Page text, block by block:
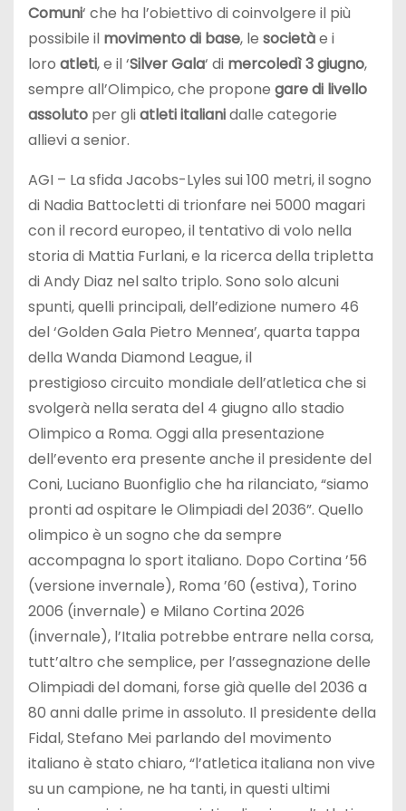
Comuni‘ che ha l’obiettivo di coinvolgere il più
possibile il movimento di base, le societàe i
loro atleti, e il ‘Silver Gala‘ di mercoledì 3 giugno,
sempre all’Olimpico, che propone gare di livello
assoluto per gliatleti italianidalle categorie
allievi a senior.
AGI – La sfida Jacobs-Lyles sui 100 metri, il sogno
di Nadia Battocletti di trionfare nei 5000 magari
con il record europeo, il tentativo di volo nella
storia di Mattia Furlani, e la ricerca della tripletta
di Andy Diaz nel salto triplo. Sono solo alcuni
spunti, quelli principali, dell’edizione numero 46
del ‘Golden Gala Pietro Mennea’, quarta tappa
della Wanda Diamond League, il
prestigioso circuito mondiale dell’atletica che si
svolgerà nella serata del 4 giugno allo stadio
Olimpico a Roma. Oggi alla presentazione
dell’evento era presente anche il presidente del
Coni, Luciano Buonfiglio che ha rilanciato, “siamo
pronti ad ospitare le Olimpiadi del 2036”. Quello
olimpico è un sogno che da sempre
accompagna lo sport italiano. Dopo Cortina ’56
(versione invernale), Roma ’60 (estiva), Torino
2006 (invernale) e Milano Cortina 2026
(invernale), l’Italia potrebbe entrare nella corsa,
tutt’altro che semplice, per l’assegnazione delle
Olimpiadi del domani, forse già quelle del 2036 a
80 anni dalle prime in assoluto. Il presidente della
Fidal, Stefano Mei parlando del movimento
italiano è stato chiaro, “l’atletica italiana non vive
su un campione, ne ha tanti, in questi ultimi